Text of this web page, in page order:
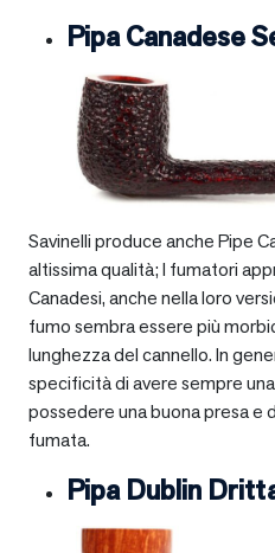
Pipa Canadese
Savinelli produce anche Pipe
altissima qualità; I fumatori
Canadesi, anche nella loro
fumo sembra essere più
lunghezza del cannello. In
specificità di avere sempre
possedere una buona presa e
fumata.
Pipa Dublin